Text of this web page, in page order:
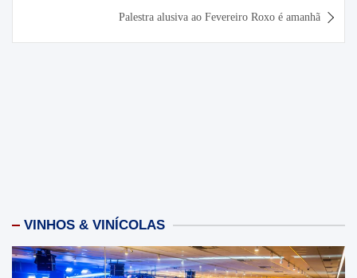
Palestra alusiva ao Fevereiro Roxo é amanhã
VINHOS & VINÍCOLAS